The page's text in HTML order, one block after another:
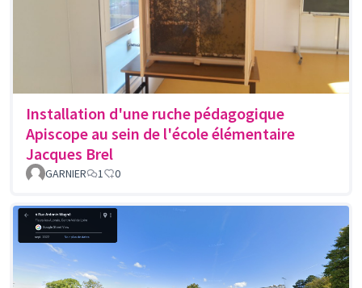
Installation d'une ruche pédagogique
Apiscope au sein de l'école élémentaire
Jacques Brel
GARNIER 1 0